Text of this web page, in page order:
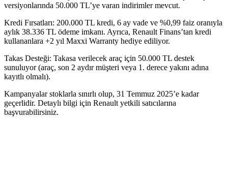
versiyonlarında 50.000 TL’ye varan indirimler mevcut.
Kredi Fırsatları: 200.000 TL kredi, 6 ay vade ve %0,99 faiz oranıyla
aylık 38.336 TL ödeme imkanı. Ayrıca, Renault Finans’tan kredi
kullananlara +2 yıl Maxxi Warranty hediye ediliyor.
Takas Desteği: Takasa verilecek araç için 50.000 TL destek
sunuluyor (araç, son 2 aydır müşteri veya 1. derece yakını adına
kayıtlı olmalı).
Kampanyalar stoklarla sınırlı olup, 31 Temmuz 2025’e kadar
geçerlidir. Detaylı bilgi için Renault yetkili satıcılarına
başvurabilirsiniz.